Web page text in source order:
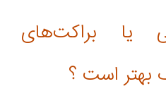
یا براکت‌های
بهتر است ؟